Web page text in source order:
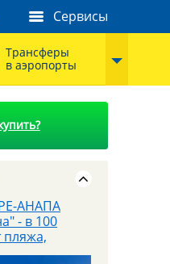
Сервисы
Трансферы
в аэропорты
Тайны
высоток:
которую вы
АНАПА
- в 100
пляжа,
в